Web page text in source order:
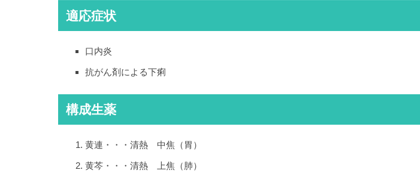
適応症状
口内炎
抗がん剤による下痢
構成生薬
黄連・・・清熱 中焦（胃）
黄芩・・・清熱 上焦（肺）